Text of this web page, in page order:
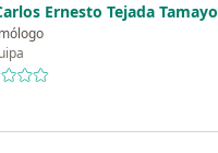
Ernesto Tejada Tamayo